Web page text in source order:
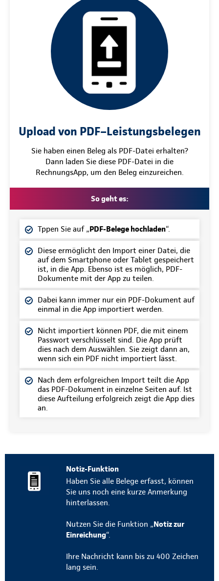
Upload von PDF–Leistungsbelegen
Sie haben einen Beleg als PDF-Datei erhalten?
Dann laden Sie diese PDF-Datei in die
RechnungsApp, um den Beleg einzureichen.
So geht es:
Tppen Sie auf „PDF-Belege hochladen“.
Diese ermöglicht den Import einer Datei, die
auf dem Smartphone oder Tablet gespeichert
ist, in die App. Ebenso ist es möglich, PDF-
Dokumente mit der App zu teilen.
Dabei kann immer nur ein PDF-Dokument auf
einmal in die App importiert werden.
Nicht importiert können PDF, die mit einem
Passwort verschlüsselt sind. Die App prüft
dies nach dem Auswählen. Sie zeigt dann an,
wenn sich ein PDF nicht importiert lässt.
Nach dem erfolgreichen Import teilt die App
das PDF-Dokument in einzelne Seiten auf. Ist
diese Aufteilung erfolgreich zeigt die App dies
an.
Notiz-Funktion
Haben Sie alle Belege erfasst, können
Sie uns noch eine kurze Anmerkung
hinterlassen.
Nutzen Sie die Funktion „Notiz zur
Einreichung“.
Ihre Nachricht kann bis zu 400 Zeichen
lang sein.